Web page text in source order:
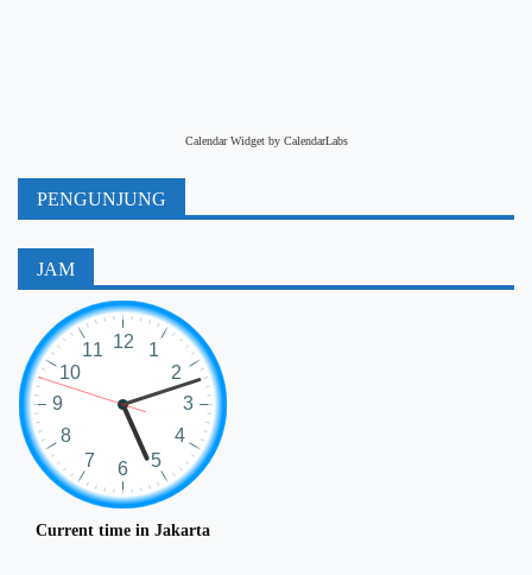
Calendar Widget by CalendarLabs
PENGUNJUNG
JAM
Current time in Jakarta